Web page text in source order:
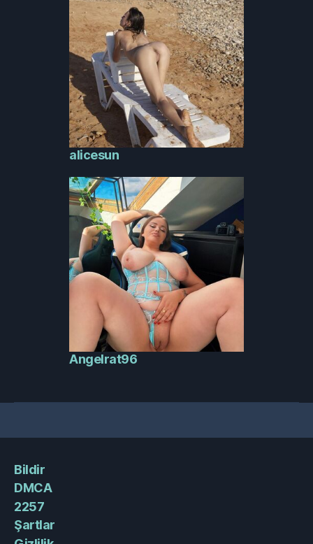
alicesun
Angelrat96
Bildir
DMCA
2257
Şartlar